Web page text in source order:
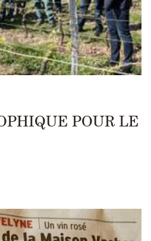
POUR LE